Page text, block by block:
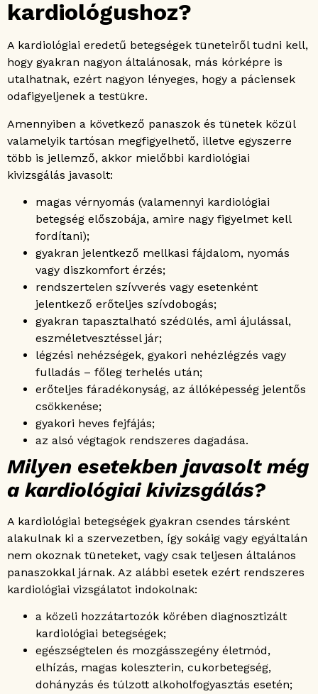
kardiológushoz?
A kardiológiai eredetű betegségek tüneteiről tudni kell,
hogy gyakran nagyon általánosak, más kórképre is
utalhatnak, ezért nagyon lényeges, hogy a páciensek
odafigyeljenek a testükre.
Amennyiben a következő panaszok és tünetek közül
valamelyik tartósan megfigyelhető, illetve egyszerre
több is jellemző, akkor mielőbbi kardiológiai
kivizsgálás javasolt:
magas vérnyomás (valamennyi kardiológiai
betegség előszobája, amire nagy figyelmet kell
fordítani);
gyakran jelentkező mellkasi fájdalom, nyomás
vagy diszkomfort érzés;
rendszertelen szívverés vagy esetenként
jelentkező erőteljes szívdobogás;
gyakran tapasztalható szédülés, ami ájulással,
eszméletvesztéssel jár;
légzési nehézségek, gyakori nehézlégzés vagy
fulladás – főleg terhelés után;
erőteljes fáradékonyság, az állóképesség jelentős
csökkenése;
gyakori heves fejfájás;
az alsó végtagok rendszeres dagadása.
Milyen esetekben javasolt még
a kardiológiai kivizsgálás?
A kardiológiai betegségek gyakran csendes társként
alakulnak ki a szervezetben, így sokáig vagy egyáltalán
nem okoznak tüneteket, vagy csak teljesen általános
panaszokkal járnak. Az alábbi esetek ezért rendszeres
kardiológiai vizsgálatot indokolnak:
a közeli hozzátartozók körében diagnosztizált
kardiológiai betegségek;
egészségtelen és mozgásszegény életmód,
elhízás, magas koleszterin, cukorbetegség,
dohányzás és túlzott alkoholfogyasztás esetén;